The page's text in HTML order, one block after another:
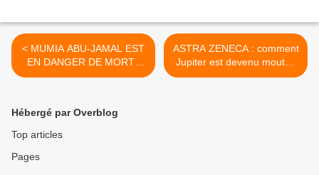
< MUMIA ABU-JAMAL EST
EN DANGER DE MORT !
Mobilisons-nous pour le
ASTRA ZENECA : comment
Jupiter est devenu mouton
>
Hébergé par Overblog
Top articles
Pages